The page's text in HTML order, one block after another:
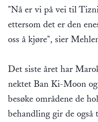
"Nå er vi på vei til
ettersom det er den
oss å kjøre", sier
Det siste året har
nektet Ban Ki-Moon
besøke områdene de
behandling gir de også